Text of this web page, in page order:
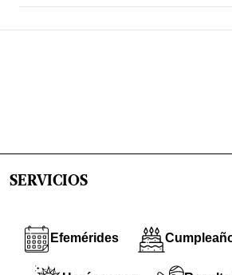
SERVICIOS
Efemérides